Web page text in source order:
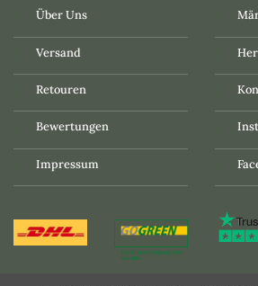
Über Uns
Versand
Retouren
Bewertungen
Impressum